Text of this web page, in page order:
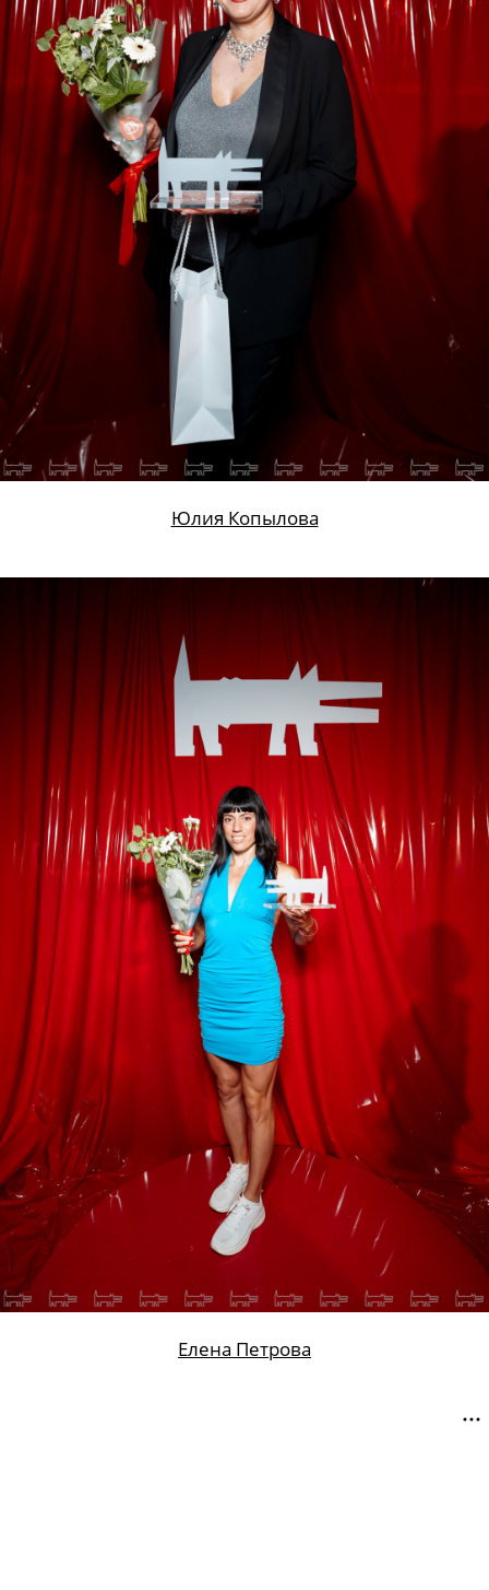
Юлия Копылова
Елена Петрова